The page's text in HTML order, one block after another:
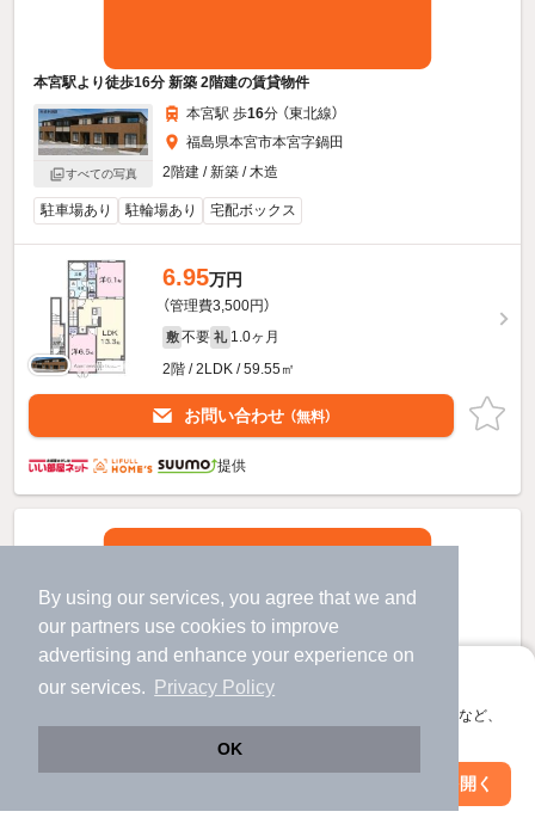
By using our services, you agree that we and
our partners use cookies to improve
advertising and enhance your experience on
our services.
Privacy Policy
OK
アプリに切り替えて、サクサクお部屋探し
会員登録なしですぐ使える。マップ検索やお気に入り保存など、
アプリを開く
本宮駅より徒歩16分 新築 2階建の賃貸物件
すべての写真
本宮駅 歩16分 （東北線）
福島県本宮市本宮字鍋田
2階建 / 新築 / 木造
駐車場あり 駐輪場あり 宅配ボックス
6.95万円
（管理費3,500円）
敷 不要 礼 1.0ヶ月
2階 / 2LDK / 59.55㎡
お問い合わせ （無料）
提供
絞り込み条件を変更